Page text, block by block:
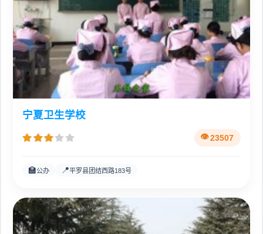
宁夏卫生学校
23507
🏫公办 📍平罗县团结西路183号